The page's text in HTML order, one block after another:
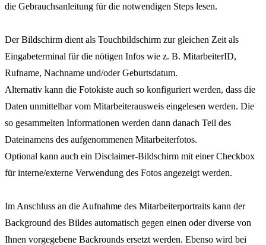
die Gebrauchsanleitung für die notwendigen Steps lesen.
Der Bildschirm dient als Touchbildschirm zur gleichen Zeit als
Eingabeterminal für die nötigen Infos wie z. B. MitarbeiterID,
Rufname, Nachname und/oder Geburtsdatum.
Alternativ kann die Fotokiste auch so konfiguriert werden, dass die
Daten unmittelbar vom Mitarbeiterausweis eingelesen werden. Die
so gesammelten Informationen werden dann danach Teil des
Dateinamens des aufgenommenen Mitarbeiterfotos.
Optional kann auch ein Disclaimer-Bildschirm mit einer Checkbox
für interne/externe Verwendung des Fotos angezeigt werden.
Im Anschluss an die Aufnahme des Mitarbeiterportraits kann der
Background des Bildes automatisch gegen einen oder diverse von
Ihnen vorgegebene Backrounds ersetzt werden. Ebenso wird bei